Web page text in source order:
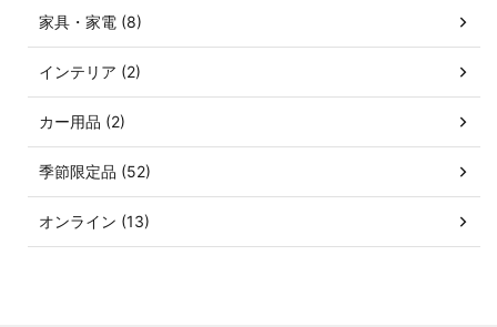
家具・家電 (8)
インテリア (2)
カー用品 (2)
季節限定品 (52)
オンライン (13)